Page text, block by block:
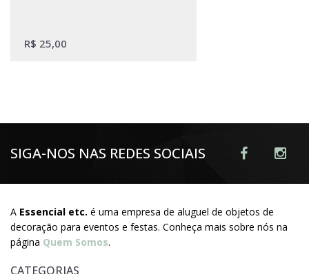
R$ 25,00
SIGA-NOS NAS REDES SOCIAIS
A Essencial etc. é uma empresa de aluguel de objetos de
decoração para eventos e festas. Conheça mais sobre nós na
página Quem Somos.
CATEGORIAS